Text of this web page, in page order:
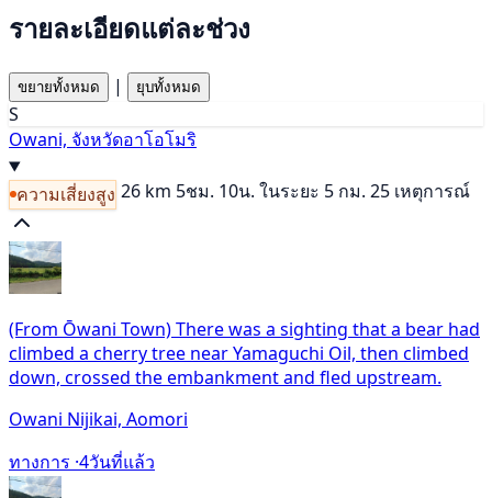
รายละเอียดแต่ละช่วง
ขยายทั้งหมด | ยุบทั้งหมด
S
Owani, จังหวัดอาโอโมริ
ความเสี่ยงสูง 26 km 5ชม. 10น. ในระยะ 5 กม. 25 เหตุการณ์
(From Ōwani Town) There was a sighting that a bear had
climbed a cherry tree near Yamaguchi Oil, then climbed
down, crossed the embankment and fled upstream.
Owani Nijikai, Aomori
ทางการ ·4วันที่แล้ว